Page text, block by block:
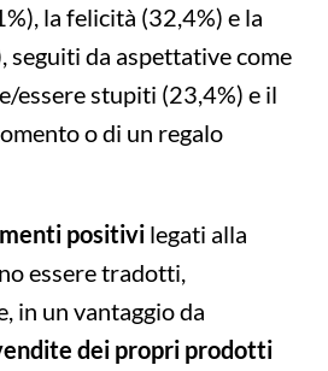
la felicità (32,4%) e la
seguiti da aspettative come
essere stupiti (23,4%) e il
o di un regalo
positivilegati alla
essere tradotti,
in un vantaggio da
dei propri prodotti